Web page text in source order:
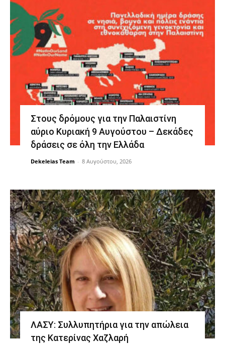
Στους δρόμους για την Παλαιστίνη
αύριο Κυριακή 9 Αυγούστου – Δεκάδες
δράσεις σε όλη την Ελλάδα
Dekeleias Team - 8 Αυγούστου, 2026
ΛΑΣΥ: Συλλυπητήρια για την απώλεια
της Κατερίνας Χαζλαρή